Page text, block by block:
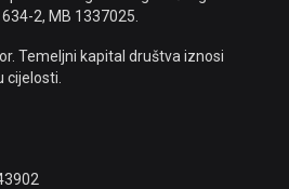
2, MB 1337025.
Temeljni kapital društva iznosi
cijelosti.